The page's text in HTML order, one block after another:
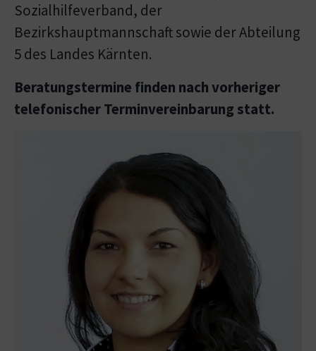
Sozialhilfeverband, der
Bezirkshauptmannschaft sowie der Abteilung
5 des Landes Kärnten.
Beratungstermine finden nach vorheriger
telefonischer Terminvereinbarung statt.